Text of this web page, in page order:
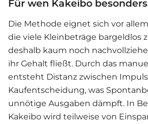
Für wen Kakeibo
Die Methode eignet sich vor
die viele Kleinbeträge bargeldlos
deshalb kaum noch
ihr Gehalt fließt. Durch das
entsteht Distanz zwischen
Kaufentscheidung, was
unnötige Ausgaben dämpft. In
Kakeibo wird teilweise von